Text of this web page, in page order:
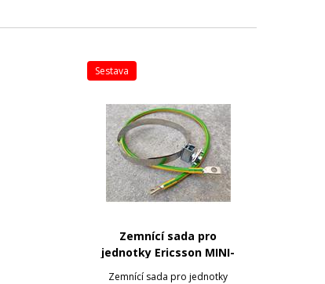
Zemnící sada pro
jednotky Ericsson MINI-
Zemnící sada pro jednotky
sestava